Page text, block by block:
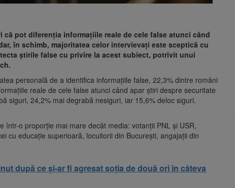
pot diferenţia informaţiile reale de cele false atunci când
în schimb, majoritatea celor intervievaţi este sceptică cu
ştirile false cu privire la acest subiect, potrivit unui
personală de a identifica informaţiile false, 22,3% dintre români
reale de cele false atunci când apar ştiri despre securitate
siguri, 24,2% mai degrabă nesiguri, iar 15,6% deloc siguri.
într-o proporţie mai mare decât media: votanţii PNL şi USR,
cu educaţie superioară, locuitorii din Bucureşti, angajaţii din
după ce și-ar fi agresat soția de două ori în câteva